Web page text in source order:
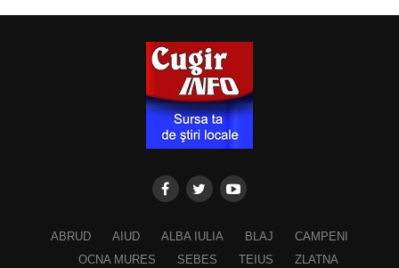
ABRUD AIUD ALBA IULIA BLAJ
CAMPENI
OCNA MURES
SEBES TEIUS
ZLATNA